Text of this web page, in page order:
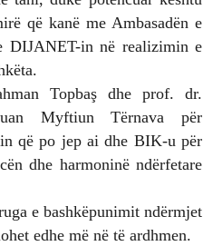
që kanë me Ambasadën e
DIJANET-in në realizimin e
Topbaş dhe prof. dr.
Myftiun Tërnava për
që po jep ai dhe BIK-u për
dhe harmoninë ndërfetare
e bashkëpunimit ndërmjet
edhe më në të ardhmen.